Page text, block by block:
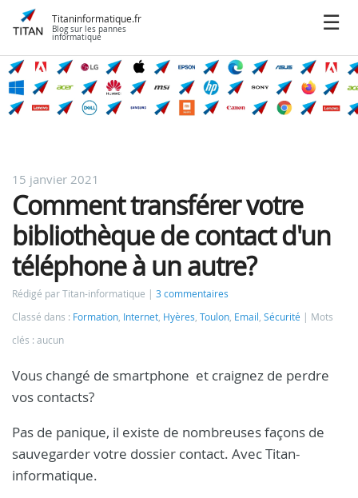
Titaninformatique.fr
Blog sur les pannes
informatique
15 janvier 2021
Comment transférer votre
bibliothèque de contact d'un
téléphone à un autre?
Rédigé par Titan-informatique
3 commentaires
Classé dans : Formation, Internet, Hyères, Toulon, Email , Sécurité
Mots
clés : aucun
Vous changé de smartphone et craignez de perdre
vos contacts?
Pas de panique, il existe de nombreuses façons de
sauvegarder votre dossier contact. Avec Titan-
informatique.